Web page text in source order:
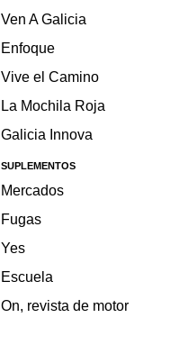
Ven A Galicia
Enfoque
Vive el Camino
La Mochila Roja
Galicia Innova
SUPLEMENTOS
Mercados
Fugas
Yes
Escuela
On, revista de motor